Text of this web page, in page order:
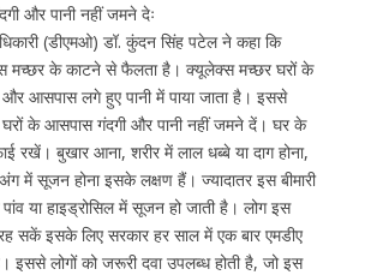
और पानी नहीं जमने देः
(डीएमओ) डॉ. कुंदन सिंह पटेल ने कहा कि
मच्छर के काटने से फैलता है। क्यूलेक्स मच्छर घरों के
आसपास लगे हुए पानी में पाया जाता है। इससे
घरों के आसपास गंदगी और पानी नहीं जमने दें। घर के
रखें। बुखार आना, शरीर में लाल धब्बे या दाग होना,
में सूजन होना इसके लक्षण हैं। ज्यादातर इस बीमारी
या हाइड्रोसिल में सूजन हो जाती है। लोग इस
रह सकें इसके लिए सरकार हर साल में एक बार एमडीए
इससे लोगों को जरूरी दवा उपलब्ध होती है, जो इस